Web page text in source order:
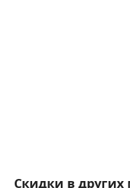
Скидки в других